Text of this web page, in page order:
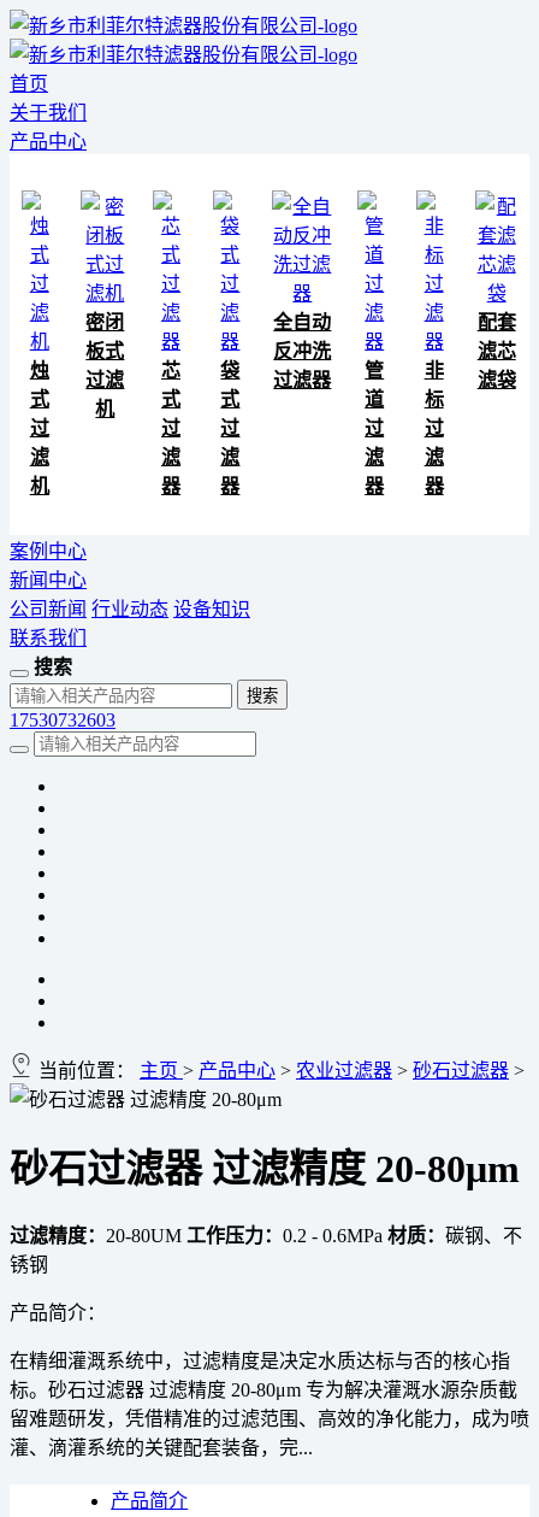
首页
关于我们
产品中心
烛
式
过
滤
机
密闭
板式
过滤
机
芯
式
过
滤
器
袋
式
过
滤
器
全自动
反冲洗
过滤器
管
道
过
滤
器
非
标
过
滤
器
配套
滤芯
滤袋
案例中心
新闻中心
公司新闻 行业动态 设备知识
联系我们
搜索
17530732603
当前位置： 主页 > 产品中心 > 农业过滤器 > 砂石过滤器 >
砂石过滤器 过滤精度 20-80μm
过滤精度： 20-80UM 工作压力： 0.2 - 0.6MPa 材质： 碳钢、不
锈钢
产品简介：
在精细灌溉系统中，过滤精度是决定水质达标与否的核心指
标。砂石过滤器 过滤精度 20-80μm 专为解决灌溉水源杂质截
留难题研发，凭借精准的过滤范围、高效的净化能力，成为喷
灌、滴灌系统的关键配套装备，完...
产品简介